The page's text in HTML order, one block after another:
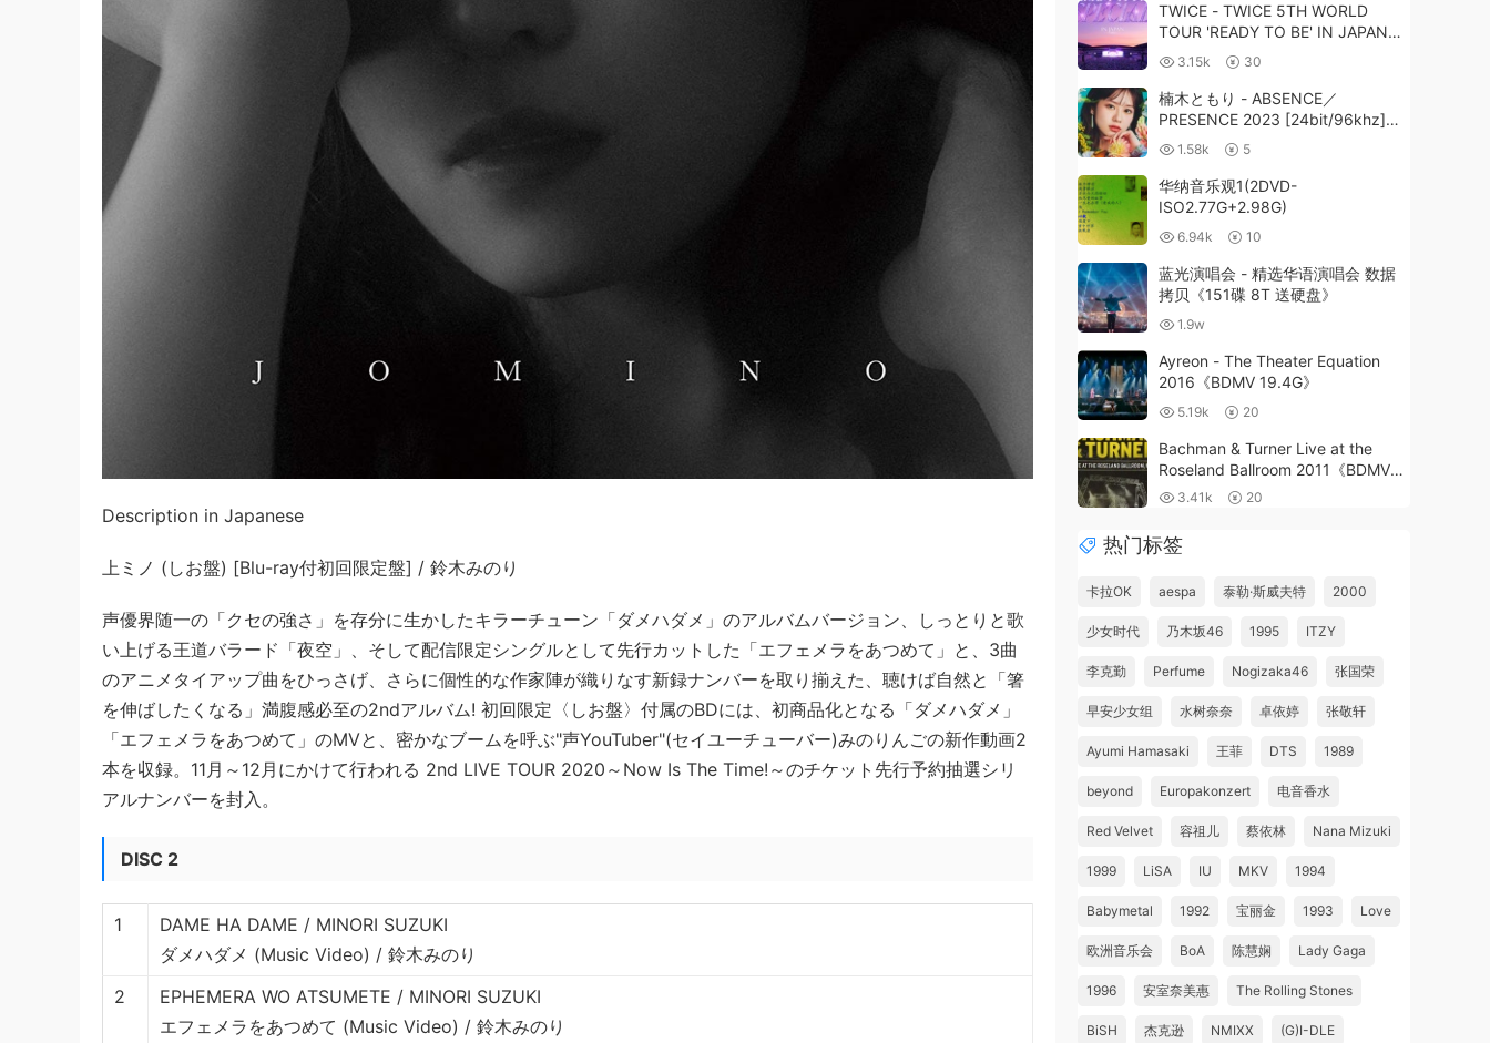
Description in Japanese
上ミノ (しお盤) [Blu-ray付初回限定盤] / 鈴木みのり
声優界随一の「クセの強さ」を存分に生かしたキラーチューン「ダメハダメ」のアルバムバージョン、しっとりと歌
い上げる王道バラード「夜空」、そして配信限定シングルとして先行カットした「エフェメラをあつめて」と、3曲
のアニメタイアップ曲をひっさげ、さらに個性的な作家陣が織りなす新録ナンバーを取り揃えた、聴けば自然と「箸
を伸ばしたくなる」満腹感必至の2ndアルバム! 初回限定〈しお盤〉付属のBDには、初商品化となる「ダメハダメ」
「エフェメラをあつめて」のMVと、密かなブームを呼ぶ"声YouTuber"(セイユーチューバー)みのりんごの新作動画2
本を収録。11月～12月にかけて行われる 2nd LIVE TOUR 2020～Now Is The Time!～のチケット先行予約抽選シリ
アルナンバーを封入。
DISC 2
1
DAME HA DAME / MINORI SUZUKI
ダメハダメ (Music Video) / 鈴木みのり
2
EPHEMERA WO ATSUMETE / MINORI SUZUKI
エフェメラをあつめて (Music Video) / 鈴木みのり
TWICE - TWICE 5TH WORLD
TOUR 'READY TO BE' IN JAPAN
SPECIAL 2025 [BDISO 44GB]
3.15k 30
楠木ともり - ABSENCE／
PRESENCE 2023 [24bit/96khz]
[Hi-Res Flac 1.84GB]
1.58k 5
华纳音乐观1(2DVD-
ISO2.77G+2.98G)
6.94k 10
蓝光演唱会 - 精选华语演唱会 数据
拷贝《151碟 8T 送硬盘》
1.9w
Ayreon - The Theater Equation
2016《BDMV 19.4G》
5.19k 20
Bachman & Turner Live at the
Roseland Ballroom 2011《BDMV
20.8G》
3.41k 20
热门标签
卡拉OK aespa 泰勒·斯威夫特 2000
少女时代 乃木坂46 1995 ITZY
李克勤 Perfume Nogizaka46 张国荣
早安少女组 水树奈奈 卓依婷 张敬轩
Ayumi Hamasaki 王菲 DTS 1989
beyond Europakonzert 电音香水
Red Velvet 容祖儿 蔡依林 Nana Mizuki
1999 LiSA IU MKV 1994
Babymetal 1992 宝丽金 1993 Love
欧洲音乐会 BoA 陈慧娴 Lady Gaga
1996 安室奈美惠 The Rolling Stones
BiSH 杰克逊 NMIXX (G)I-DLE